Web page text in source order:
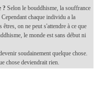
? Selon le bouddhisme, la souffrance
chaque individu a la
on ne peut s'attendre à ce que
le monde est sans début ni
soudainement quelque chose.
chose deviendrait rien.